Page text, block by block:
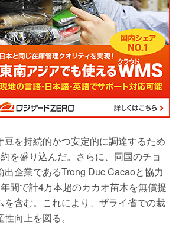
豆を持続的かつ安定的に調達するため
を盛り込んだ。さらに、同国のチョ
出企業であるTrong Duc Cacaoと協力
間で計4万本超のカカオ苗木を無償提
を含む。これにより、ザライ省での栽
向上を図る。